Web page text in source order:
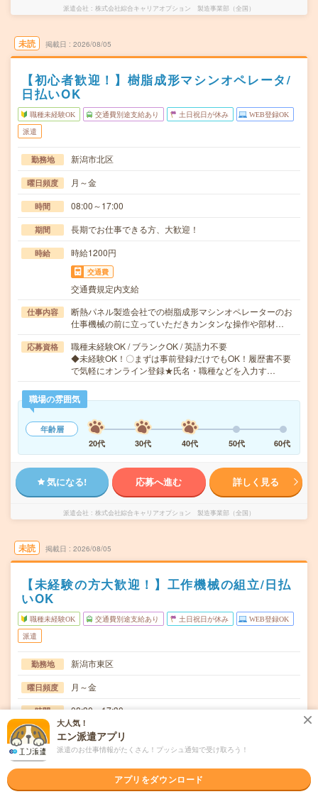
派遣会社 株式会社綜合キャリアオプション 製造事業部（全国）
未読 掲載日 2026/08/05
【初心者歓迎！】樹脂成形マシンオペレータ/
日払いOK
職種未経験OK 交通費別途支給あり 土日祝日が休み WEB登録OK
派遣
勤務地 新潟市北区
曜日頻度 月～金
時間 08:00～17:00
期間 長期でお仕事できる方、大歓迎！
時給 時給1200円
交通費
交通費規定内支給
仕事内容
断熱パネル製造会社での樹脂成形マシンオペレーターのお
仕事機械の前に立っていただきカンタンな操作や部材…
応募資格
職種未経験OK / ブランクOK / 英語力不要
◆未経験OK！〇まずは事前登録だけでもOK！履歴書不要
で気軽にオンライン登録★氏名・職種などを入力す…
職場の雰囲気
年齢層
20代
30代 40代 50代 60代
気になる! 応募へ進む 詳しく見る
派遣会社 株式会社綜合キャリアオプション 製造事業部（全国）
未読 掲載日 2026/08/05
【未経験の方大歓迎！】工作機械の組立/日払
いOK
職種未経験OK 交通費別途支給あり 土日祝日が休み WEB登録OK
派遣
勤務地 新潟市東区
曜日頻度 月～金
時間 08:30～17:30
期間 長期でお仕事できる方、大歓迎！
時給 時給1200円
交通費規定内支給
大人気！
エン派遣アプリ
派遣のお仕事情報がたくさん！プッシュ通知で受け取ろう！
アプリをダウンロード